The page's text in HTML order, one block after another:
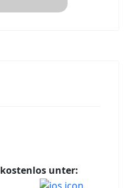
kostenlos unter: